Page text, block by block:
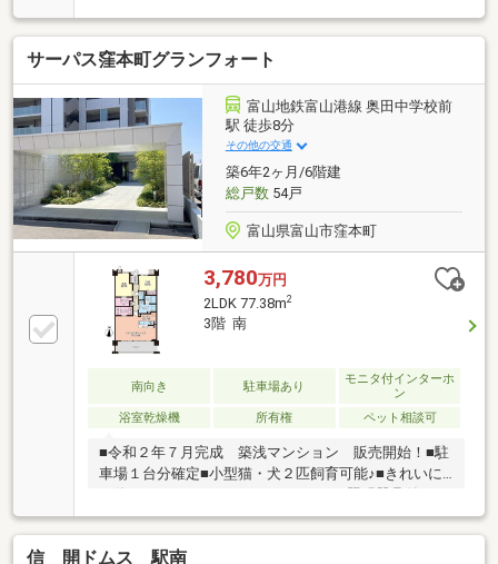
な立地です。幹線道路が近く便利な立地ながら、周辺
は静かで穏やかな住宅街。暮らしやすい住環境が整っ
ています。6階建ての2階部分で、エレベーター・階段
どちらも利用しやすいお部屋です。2018年にリフォー
ム済み。内窓を施工し、断熱性を高めています。
サーパス窪本町グランフォート
富山地鉄富山港線 奥田中学校前
駅 徒歩8分
その他の交通
築6年2ヶ月/6階建
総戸数54戸
富山県富山市窪本町
3,780万円
2LDK 77.38m2
3階 南
南向き 駐車場あり
モニタ付インターホ
ン
浴室乾燥機
所有権 ペット相談可
■令和２年７月完成 築浅マンション 販売開始！■駐
車場１台分確定■小型猫・犬２匹飼育可能♪■きれいに
まだまだ使えます♪
信 開ドムス 駅南